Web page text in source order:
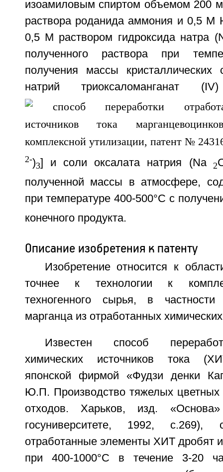
изоамиловым спиртом объемом 200
раствора роданида аммония и 0,5 М
0,5 М раствором гидроксида натра
полученного раствора при
получения массы кристаллических
натрий триоксаломанганат
2-)3] и соли оксалата натрия (Na2
полученной массы в атмосфере,
при температуре 400-500°С с
конечного продукта.
Описание изобретения к патенту
Изобретение относится к
точнее к технологии к
техногенного сырья, в
марганца из отработанных
Известен способ
химических источников тока
японской фирмой «Фудзи денки
Ю.П. Производство тяжелых
отходов. Харьков, изд.
госуниверситете, 1992, с.269),
отработанные элементы ХИТ дробят
при 400-1000°С в течение 3-20